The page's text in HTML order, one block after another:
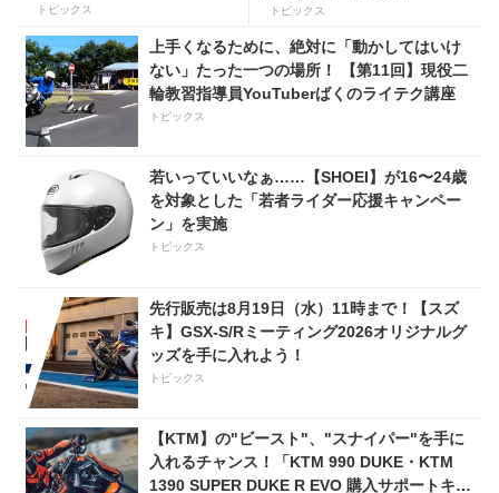
を9月5日・6日にオンタケエ
クスプローラーパークで実
施！
トピックス
Shiga」を8月15日、16日に
トピックス
上手くなるために、絶対に「動かしてはいけ
ない」たった一つの場所！ 【第11回】現役二
輪教習指導員YouTuberばくのライテク講座
トピックス
若いっていいなぁ……【SHOEI】が16〜24歳
を対象とした「若者ライダー応援キャンペー
ン」を実施
トピックス
先行販売は8月19日（水）11時まで！【スズ
キ】GSX-S/Rミーティング2026オリジナルグ
ッズを手に入れよう！
トピックス
【KTM】の"ビースト"、"スナイパー"を手に
入れるチャンス！「KTM 990 DUKE・KTM
1390 SUPER DUKE R EVO 購入サポートキャ